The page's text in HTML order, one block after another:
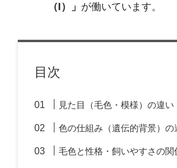
（I）」 が働いています。
目次
見た目（毛色・模様）の違い
色の仕組み（遺伝的背景）の
毛色と性格・飼いやすさの関